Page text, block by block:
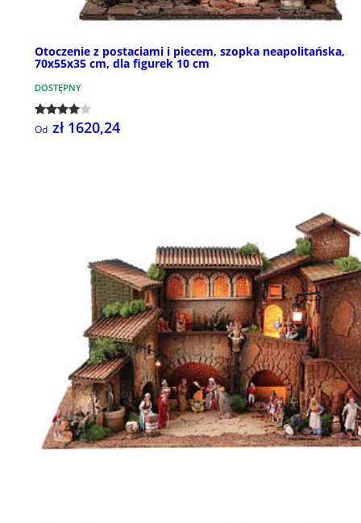
Otoczenie z postaciami i piecem, szopka neapolitańska,
70x55x35 cm, dla figurek 10 cm
DOSTĘPNY
Od zł 1620,24